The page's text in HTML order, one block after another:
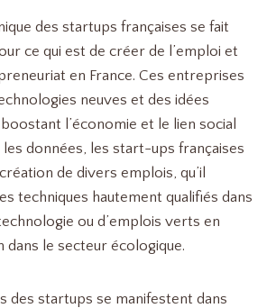
des startups françaises se fait
ce qui est de créer de l’emploi et
en France. Ces entreprises
neuves et des idées
l’économie et le lien social
les données, les start-ups françaises
de divers emplois, qu’il
techniques hautement qualifiés dans
ou d’emplois verts en
dans le secteur écologique.
des startups se manifestent dans